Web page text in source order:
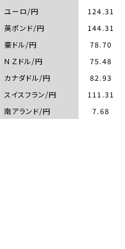
ユーロ/円 124.31
英ポンド/円 144.31
豪ドル/円 78.70
ＮＺドル/円 75.48
カナダドル/円 82.93
スイスフラン/円 111.31
南アランド/円 7.68